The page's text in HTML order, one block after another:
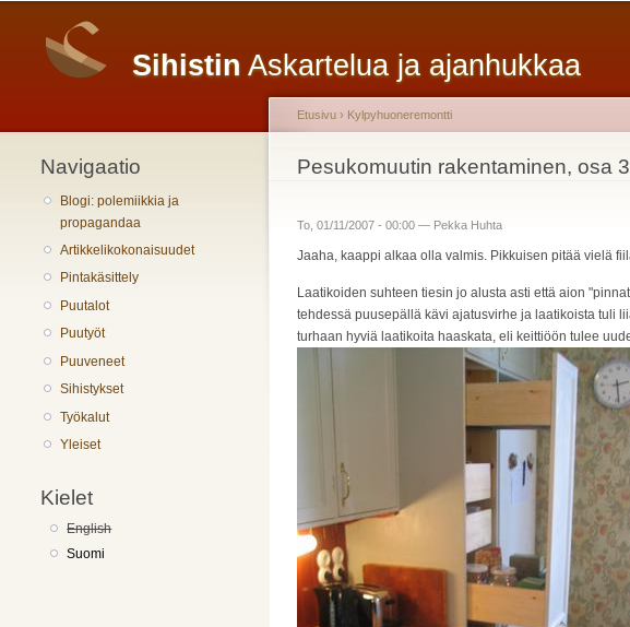
Sihistin Askartelua ja ajanhukkaa
Navigaatio
Blogi: polemiikkia ja
propagandaa
Artikkelikokonaisuudet
Pintakäsittely
Puutalot
Puutyöt
Puuveneet
Sihistykset
Työkalut
Yleiset
Kielet
English
Suomi
Olet täällä
Etusivu › Kylpyhuoneremontti
Pesukomuutin rakentaminen, osa
To, 01/11/2007 - 00:00 — Pekka Huhta
Jaaha, kaappi alkaa olla valmis. Pikkuisen pitää vielä
Laatikoiden suhteen tiesin jo alusta asti että aion
tehdessä puusepällä kävi ajatusvirhe ja laatikoista tuli
turhaan hyviä laatikoita haaskata, eli keittiöön tulee